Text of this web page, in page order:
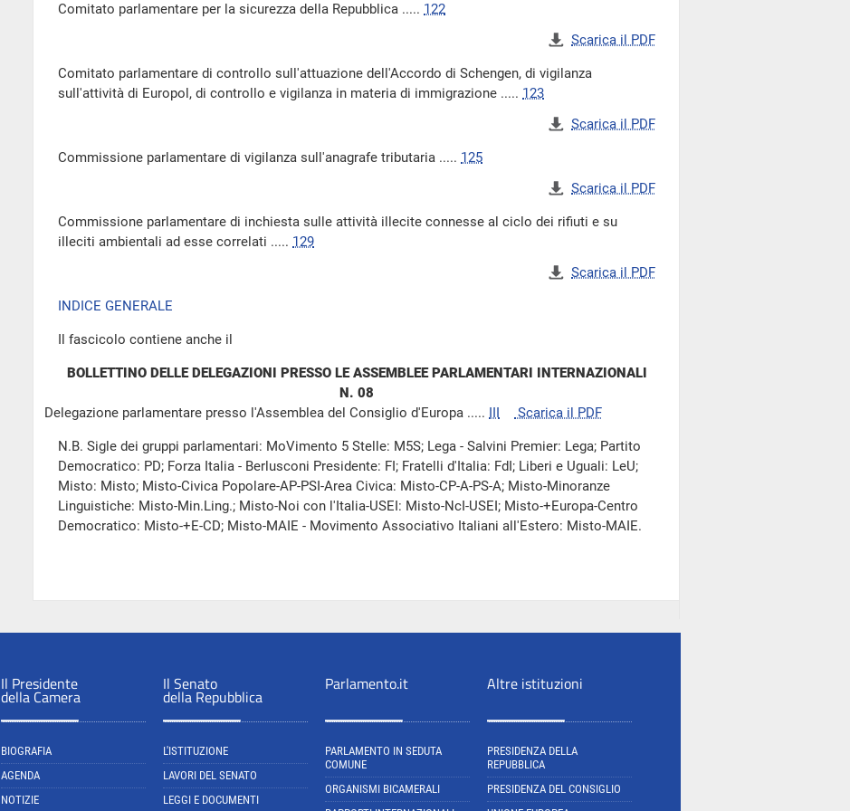
Comitato parlamentare per la sicurezza della Repubblica ..... 122
Scarica il PDF
Comitato parlamentare di controllo sull'attuazione dell'Accordo di Schengen, di vigilanza
sull'attività di Europol, di controllo e vigilanza in materia di immigrazione ..... 123
Scarica il PDF
Commissione parlamentare di vigilanza sull'anagrafe tributaria ..... 125
Scarica il PDF
Commissione parlamentare di inchiesta sulle attività illecite connesse al ciclo dei rifiuti e su
illeciti ambientali ad esse correlati ..... 129
Scarica il PDF
INDICE GENERALE
Il fascicolo contiene anche il
BOLLETTINO DELLE DELEGAZIONI PRESSO LE ASSEMBLEE PARLAMENTARI INTERNAZIONALI
N. 08
Delegazione parlamentare presso l'Assemblea del Consiglio d'Europa ..... III Scarica il PDF
N.B. Sigle dei gruppi parlamentari: MoVimento 5 Stelle: M5S; Lega - Salvini Premier: Lega; Partito
Democratico: PD; Forza Italia - Berlusconi Presidente: FI; Fratelli d'Italia: FdI; Liberi e Uguali: LeU;
Misto: Misto; Misto-Civica Popolare-AP-PSI-Area Civica: Misto-CP-A-PS-A; Misto-Minoranze
Linguistiche: Misto-Min.Ling.; Misto-Noi con l'Italia-USEI: Misto-NcI-USEI; Misto-+Europa-Centro
Democratico: Misto-+E-CD; Misto-MAIE - Movimento Associativo Italiani all'Estero: Misto-MAIE.
Il Presidente
della Camera
BIOGRAFIA
AGENDA
NOTIZIE
Il Senato
della Repubblica
L'ISTITUZIONE
LAVORI DEL SENATO
LEGGI E DOCUMENTI
Parlamento.it
PARLAMENTO IN SEDUTA
COMUNE
ORGANISMI BICAMERALI
Altre istituzioni
PRESIDENZA DELLA
REPUBBLICA
PRESIDENZA DEL CONSIGLIO